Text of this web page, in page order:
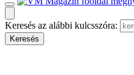
Keresés az alábbi kulcsszóra: